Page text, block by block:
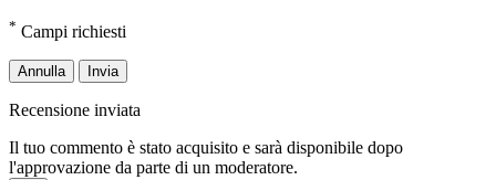
* Campi richiesti
Annulla Invia
Recensione inviata
Il tuo commento è stato acquisito e sarà disponibile dopo
l'approvazione da parte di un moderatore.